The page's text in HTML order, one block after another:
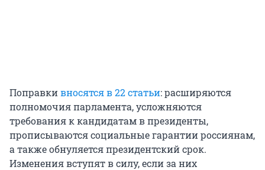
Поправкивносятся в 22 статьи: расширяются
полномочия парламента, усложняются
требования к кандидатам в президенты,
прописываются социальные гарантии россиянам,
а также обнуляется президентский срок.
Изменения вступят в силу, если за них